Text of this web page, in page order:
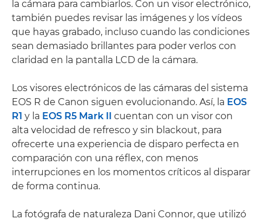
la cámara para cambiarlos. Con un visor electrónico,
también puedes revisar las imágenes y los vídeos
que hayas grabado, incluso cuando las condiciones
sean demasiado brillantes para poder verlos con
claridad en la pantalla LCD de la cámara.
Los visores electrónicos de las cámaras del sistema
EOS R de Canon siguen evolucionando. Así, la EOS
R1 y la EOS R5 Mark II cuentan con un visor con
alta velocidad de refresco y sin blackout, para
ofrecerte una experiencia de disparo perfecta en
comparación con una réflex, con menos
interrupciones en los momentos críticos al disparar
de forma continua.
La fotógrafa de naturaleza Dani Connor, que utilizó